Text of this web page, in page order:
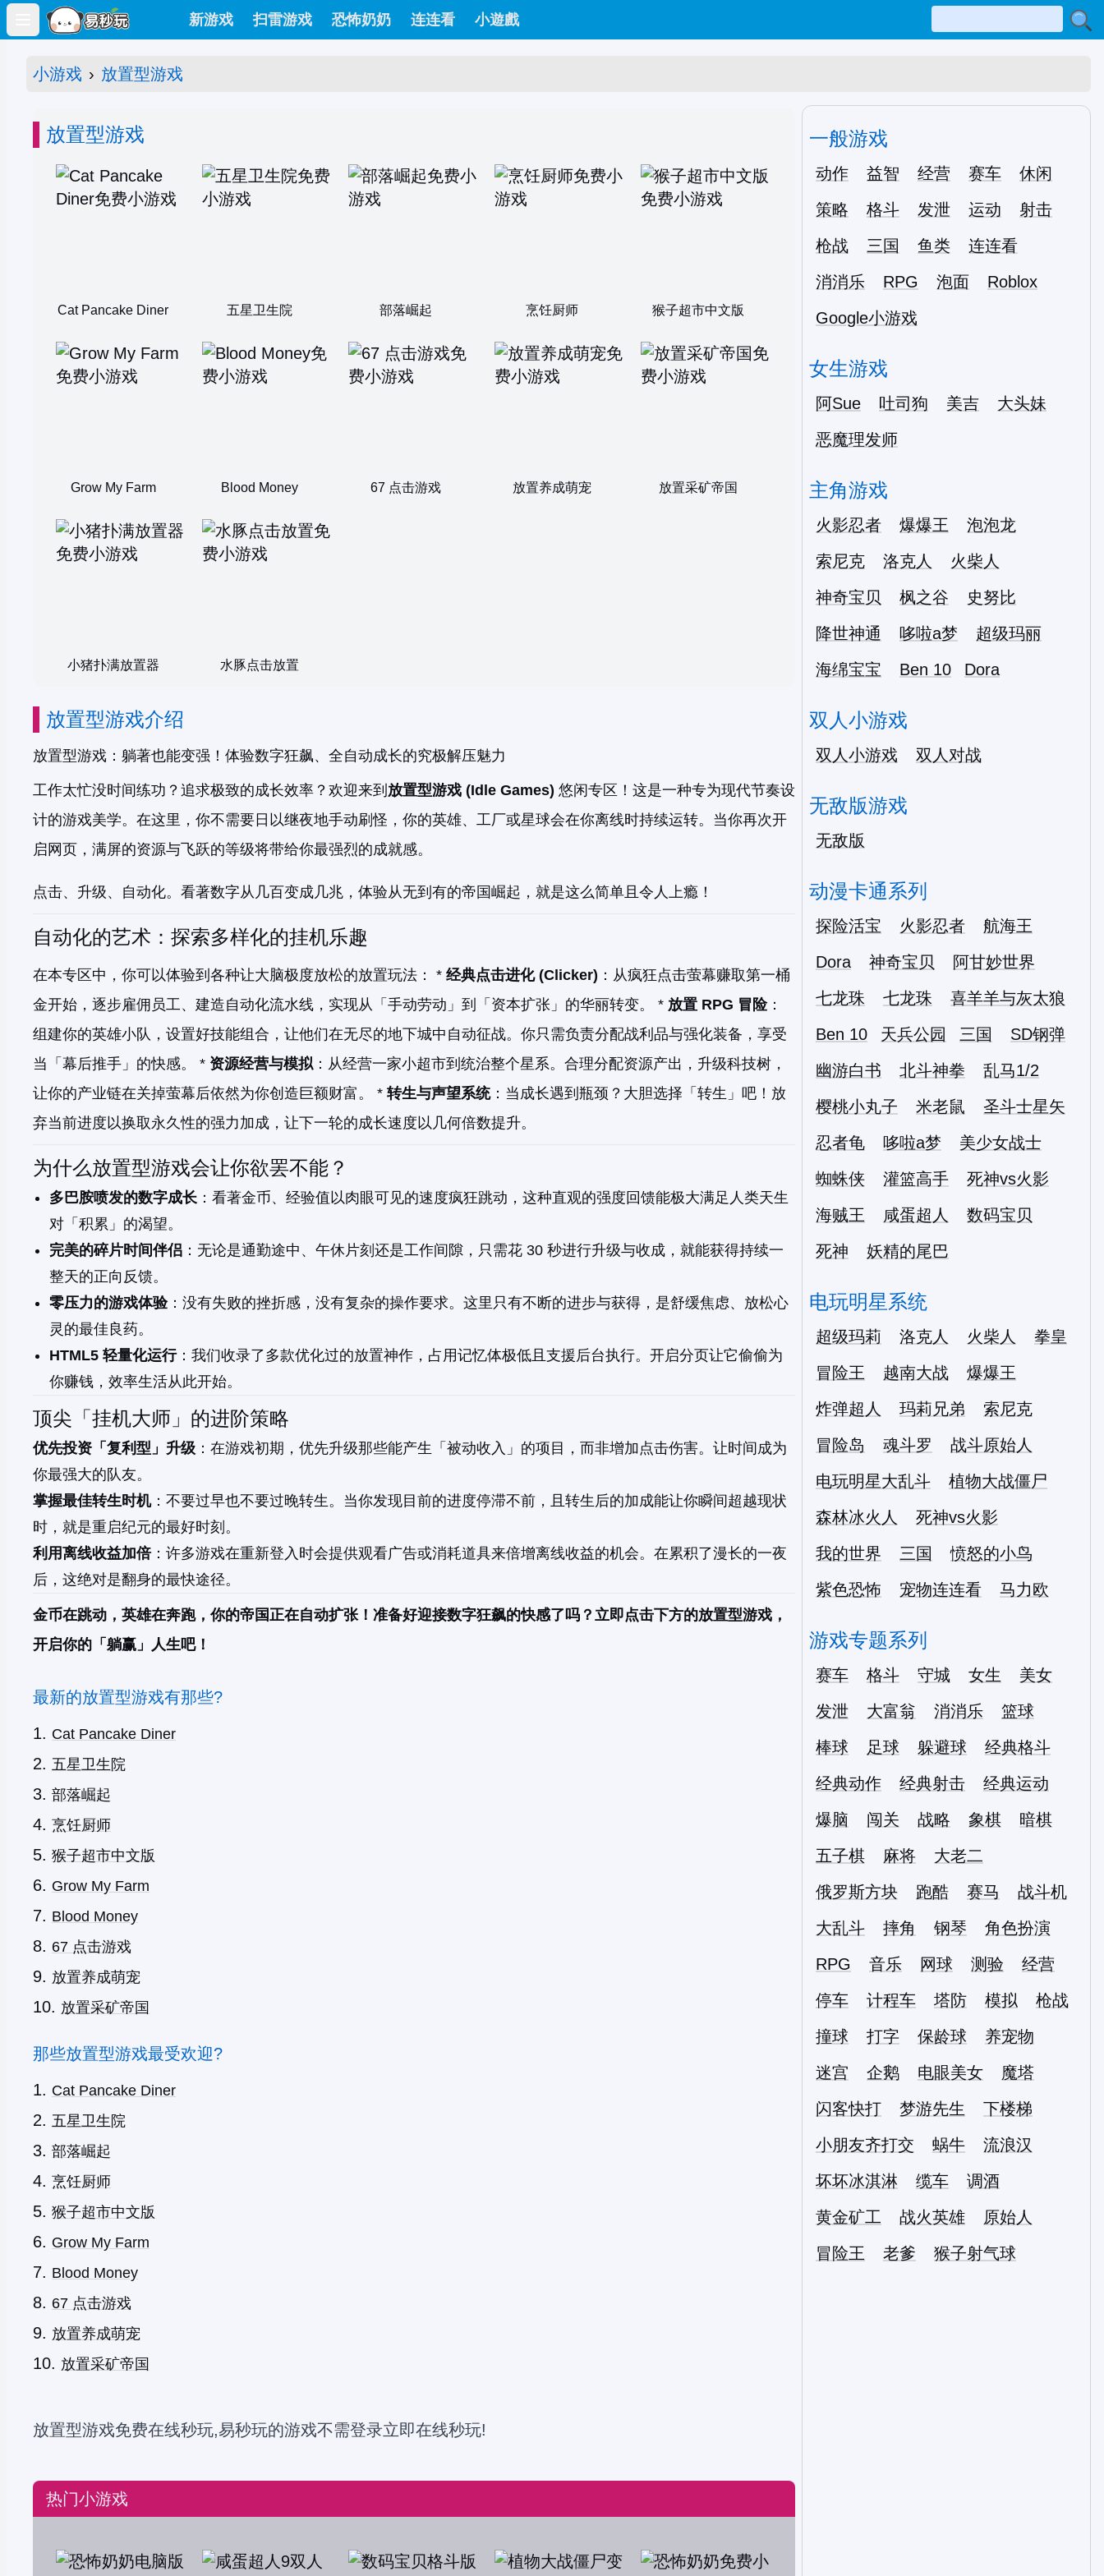
Open main menu
新游戏 扫雷游戏 恐怖奶奶 连连看 小遊戲
小游戏 › 放置型游戏
放置型游戏
Cat Pancake Diner 五星卫生院 部落崛起 烹饪厨师 猴子超市中文版
Grow My Farm Blood Money 67 点击游戏 放置养成萌宠 放置采矿帝国
小猪扑满放置器 水豚点击放置
放置型游戏介绍
放置型游戏：躺著也能变强！体验数字狂飙、全自动成长的究极解压魅力
工作太忙没时间练功？追求极致的成长效率？欢迎来到 放置型游戏 (Idle Games) 悠闲专区！这是一种专为现代节奏设
计的游戏美学。在这里，你不需要日以继夜地手动刷怪，你的英雄、工厂或星球会在你离线时持续运转。当你再次开
启网页，满屏的资源与飞跃的等级将带给你最强烈的成就感。
点击、升级、自动化。看著数字从几百变成几兆，体验从无到有的帝国崛起，就是这么简单且令人上瘾！
自动化的艺术：探索多样化的挂机乐趣
在本专区中，你可以体验到各种让大脑极度放松的放置玩法： * 经典点击进化 (Clicker) ：从疯狂点击萤幕赚取第一桶
金开始，逐步雇佣员工、建造自动化流水线，实现从「手动劳动」到「资本扩张」的华丽转变。 * 放置 RPG 冒险：
组建你的英雄小队，设置好技能组合，让他们在无尽的地下城中自动征战。你只需负责分配战利品与强化装备，享受
当「幕后推手」的快感。 * 资源经营与模拟：从经营一家小超市到统治整个星系。合理分配资源产出，升级科技树，
让你的产业链在关掉萤幕后依然为你创造巨额财富。 * 转生与声望系统：当成长遇到瓶颈？大胆选择「转生」吧！放
弃当前进度以换取永久性的强力加成，让下一轮的成长速度以几何倍数提升。
为什么放置型游戏会让你欲罢不能？
多巴胺喷发的数字成长 ：看著金币、经验值以肉眼可见的速度疯狂跳动，这种直观的强度回馈能极大满足人类天生
对「积累」的渴望。
完美的碎片时间伴侣 ：无论是通勤途中、午休片刻还是工作间隙，只需花 30 秒进行升级与收成，就能获得持续一
整天的正向反馈。
零压力的游戏体验：没有失败的挫折感，没有复杂的操作要求。这里只有不断的进步与获得，是舒缓焦虑、放松心
灵的最佳良药。
HTML5 轻量化运行：我们收录了多款优化过的放置神作，占用记忆体极低且支援后台执行。开启分页让它偷偷为
你赚钱，效率生活从此开始。
顶尖「挂机大师」的进阶策略
优先投资「复利型」升级 ：在游戏初期，优先升级那些能产生「被动收入」的项目，而非增加点击伤害。让时间成为
你最强大的队友。
掌握最佳转生时机：不要过早也不要过晚转生。当你发现目前的进度停滞不前，且转生后的加成能让你瞬间超越现状
时，就是重启纪元的最好时刻。
利用离线收益加倍：许多游戏在重新登入时会提供观看广告或消耗道具来倍增离线收益的机会。在累积了漫长的一夜
后，这绝对是翻身的最快途径。
金币在跳动，英雄在奔跑，你的帝国正在自动扩张！准备好迎接数字狂飙的快感了吗？立即点击下方的放置型游戏，
开启你的「躺赢」人生吧！
最新的放置型游戏有那些?
Cat Pancake Diner
五星卫生院
部落崛起
烹饪厨师
猴子超市中文版
Grow My Farm
Blood Money
67 点击游戏
放置养成萌宠
放置采矿帝国
那些放置型游戏最受欢迎?
Cat Pancake Diner
五星卫生院
部落崛起
烹饪厨师
猴子超市中文版
Grow My Farm
Blood Money
67 点击游戏
放置养成萌宠
放置采矿帝国
放置型游戏免费在线秒玩,易秒玩的游戏不需登录立即在线秒玩!
热门小游戏
一般游戏
动作 益智 经营 赛车
休闲
策略
格斗 发泄 运动
射击
枪战
三国 鱼类
连连看
消消乐
RPG 泡面
Roblox
Google小游戏
女生游戏
阿Sue 吐司狗 美吉
大头妹
恶魔理发师
主角游戏
火影忍者 爆爆王
泡泡龙
索尼克
洛克人
火柴人
神奇宝贝
枫之谷
史努比
降世神通
哆啦a梦
超级玛丽
海绵宝宝
Ben 10 Dora
双人小游戏
双人小游戏 双人对战
无敌版游戏
无敌版
动漫卡通系列
探险活宝 火影忍者
航海王
Dora
神奇宝贝
阿甘妙世界
七龙珠
七龙珠
喜羊羊与灰太狼
Ben 10
天兵公园 三国
SD钢弹
幽游白书
北斗神拳
乱马1/2
樱桃小丸子
米老鼠
圣斗士星矢
忍者龟
哆啦a梦
美少女战士
蜘蛛侠
灌篮高手
死神vs火影
海贼王
咸蛋超人
数码宝贝
死神
妖精的尾巴
电玩明星系统
超级玛莉 洛克人 火柴人
拳皇
冒险王
越南大战
爆爆王
炸弹超人
玛莉兄弟
索尼克
冒险岛
魂斗罗
战斗原始人
电玩明星大乱斗
植物大战僵尸
森林冰火人
死神vs火影
我的世界
三国
愤怒的小鸟
紫色恐怖
宠物连连看 马力欧
游戏专题系列
赛车 格斗 守城 女生
美女
发泄
大富翁 消消乐
篮球
棒球
足球 躲避球
经典格斗
经典动作
经典射击
经典运动
爆脑
闯关 战略 象棋
暗棋
五子棋
麻将
大老二
俄罗斯方块
跑酷 赛马
战斗机
大乱斗
摔角 钢琴
角色扮演
RPG
音乐 网球 测验
经营
停车
计程车 塔防 模拟
枪战
撞球
打字 保龄球
养宠物
迷宫
企鹅 电眼美女
魔塔
闪客快打
梦游先生
下楼梯
小朋友齐打交
蜗牛
流浪汉
坏坏冰淇淋
缆车
调酒
黄金矿工
战火英雄
原始人
冒险王
老爹 猴子射气球